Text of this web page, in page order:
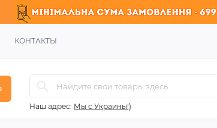
КОНТАКТЫ
Наш адрес: Мы с Украины!)